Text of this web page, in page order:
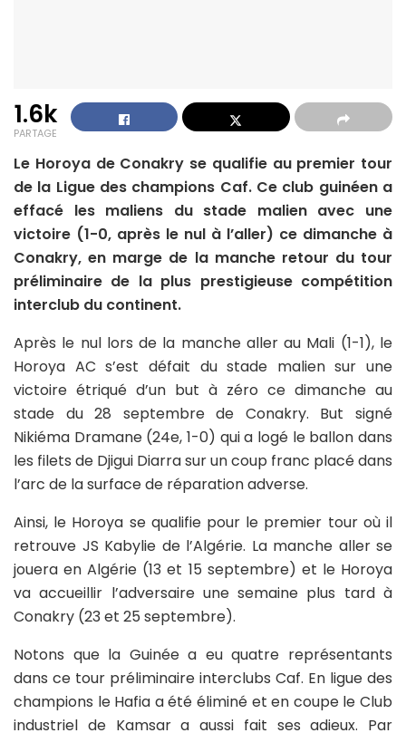
1.6k
PARTAGE
Le Horoya de Conakry se qualifie au premier tour
de la Ligue des champions Caf. Ce club guinéen a
effacé les maliens du stade malien avec une
victoire (1-0, après le nul à l’aller) ce dimanche à
Conakry, en marge de la manche retour du tour
préliminaire de la plus prestigieuse compétition
interclub du continent.
Après le nul lors de la manche aller au Mali (1-1), le
Horoya AC s’est défait du stade malien sur une
victoire étriqué d’un but à zéro ce dimanche au
stade du 28 septembre de Conakry. But signé
Nikiéma Dramane (24e, 1-0) qui a logé le ballon dans
les filets de Djigui Diarra sur un coup franc placé dans
l’arc de la surface de réparation adverse.
Ainsi, le Horoya se qualifie pour le premier tour où il
retrouve JS Kabylie de l’Algérie. La manche aller se
jouera en Algérie (13 et 15 septembre) et le Horoya
va accueillir l’adversaire une semaine plus tard à
Conakry (23 et 25 septembre).
Notons que la Guinée a eu quatre représentants
dans ce tour préliminaire interclubs Caf. En ligue des
champions le Hafia a été éliminé et en coupe le Club
industriel de Kamsar a aussi fait ses adieux. Par